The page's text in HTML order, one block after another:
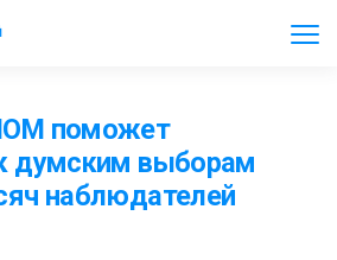
поможет
думским выборам
наблюдателей